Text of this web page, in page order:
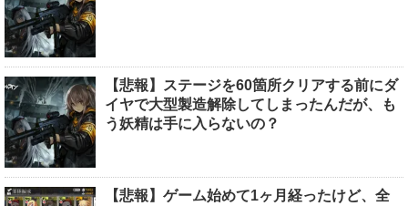
【悲報】ステージを60箇所クリアする前にダ
イヤで大型製造解除してしまったんだが、も
う妖精は手に入らないの？
【悲報】ゲーム始めて1ヶ月経ったけど、全